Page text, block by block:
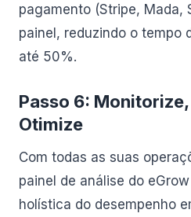
pagamento (Stripe, Mada,
painel, reduzindo o tempo
até 50%.
Passo 6:
Otimize
Com todas as suas
painel de análise do
holística do desempenho